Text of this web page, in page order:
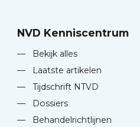
NVD Kenniscentrum
—
Bekijk alles
—
Laatste artikelen
—
Tijdschrift NTVD
—
Dossiers
—
Behandelrichtlijnen